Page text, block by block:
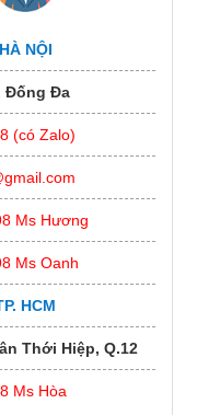
HÀ NỘI
Đống Đa
(có Zalo)
Ms Hương
Ms Oanh
HCM
Thới Hiệp, Q.12
Ms Hòa